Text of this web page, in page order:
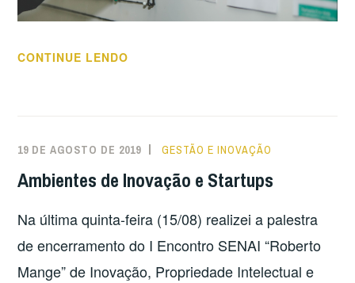
CONTINUE LENDO
COMO
UNIR
CONQUISTAR?”
19 DE AGOSTO DE 2019 GESTÃO E INOVAÇÃO
Ambientes de Inovação e Startups
Na última quinta-feira (15/08) realizei a palestra
de encerramento do I Encontro SENAI “Roberto
Mange” de Inovação, Propriedade Intelectual e